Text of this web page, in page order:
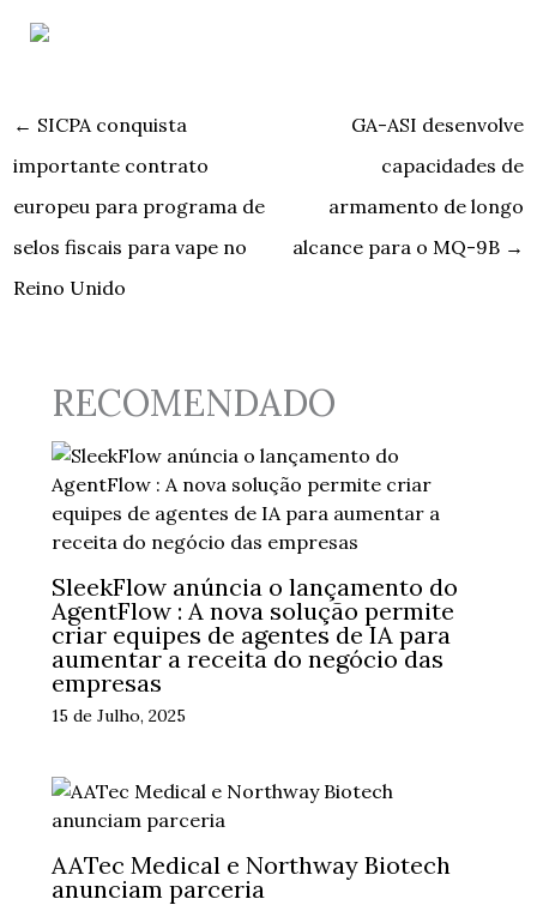
← SICPA conquista
importante contrato
europeu para programa de
selos fiscais para vape no
Reino Unido
GA-ASI desenvolve
capacidades de
armamento de longo
alcance para o MQ-9B →
RECOMENDADO
SleekFlow anúncia o lançamento do
AgentFlow : A nova solução permite
criar equipes de agentes de IA para
aumentar a receita do negócio das
empresas
15 de Julho, 2025
AATec Medical e Northway Biotech
anunciam parceria